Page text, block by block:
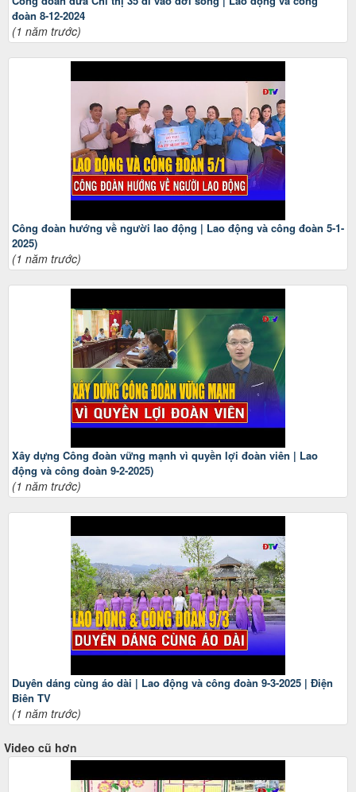
đoàn 8-12-2024
(1 năm trước)
Công đoàn hướng về người lao động | Lao động và công đoàn 5-1-
2025)
(1 năm trước)
Xây dựng Công đoàn vững mạnh vì quyền lợi đoàn viên | Lao
động và công đoàn 9-2-2025)
(1 năm trước)
Duyên dáng cùng áo dài | Lao động và công đoàn 9-3-2025 | Điện
Biên TV
(1 năm trước)
Video cũ hơn